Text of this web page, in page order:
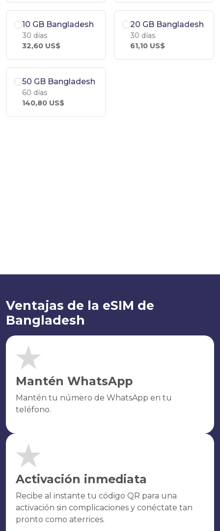
10 GB Bangladesh
30 días
32,60 US$
20 GB Bangladesh
30 días
61,10 US$
50 GB Bangladesh
60 días
140,80 US$
Ventajas de la eSIM de
Bangladesh
Mantén WhatsApp
Mantén tu número de WhatsApp en tu
teléfono.
Activación inmediata
Recibe al instante tu código QR para una
activación sin complicaciones y conéctate tan
pronto como aterrices.